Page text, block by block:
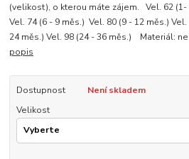
(velikost), o kterou máte zájem. Vel. 62 (1-
Vel. 74 (6 - 9 měs.) Vel. 80 (9 - 12 měs.)
24 měs.) Vel. 98 (24 - 36 měs.) Materiál:
popis
Dostupnost
Není skladem
Velikost